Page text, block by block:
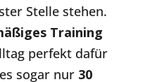
Stelle stehen.
Training
perfekt dafür
sogar nur 30